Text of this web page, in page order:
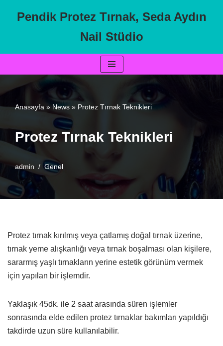
Pendik Protez Tırnak, Seda Aydın
Nail Stüdio
Anasayfa » News » Protez Tırnak Teknikleri
Protez Tırnak Teknikleri
admin Genel
Protez tırnak kırılmış veya çatlamış doğal tırnak üzerine,
tırnak yeme alışkanlığı veya tırnak boşalması olan kişilere,
sararmış yaşlı tırnakların yerine estetik görünüm vermek
için yapılan bir işlemdir.
Yaklaşık 45dk. ile 2 saat arasında süren işlemler
sonrasında elde edilen protez tırnaklar bakımları yapıldığı
takdirde uzun süre kullanılabilir.